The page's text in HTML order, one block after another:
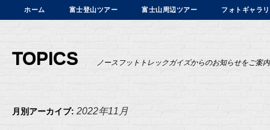
ホーム 富士登山ツアー 富士山周辺ツアー フォトギャラ
TOPICS ノースフットトレックガイズからのお知らせをご案
月別アーカイブ: 2022年11月